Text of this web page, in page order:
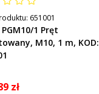
651001
PGM10/1 Pręt
M10, 1 m, KOD:
zł